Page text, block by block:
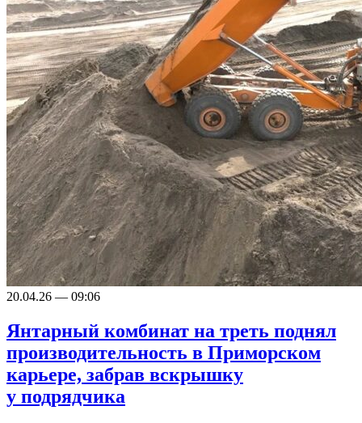
20.04.26 — 09:06
Янтарный комбинат на треть поднял
производительность в Приморском
карьере, забрав вскрышку
у подрядчика